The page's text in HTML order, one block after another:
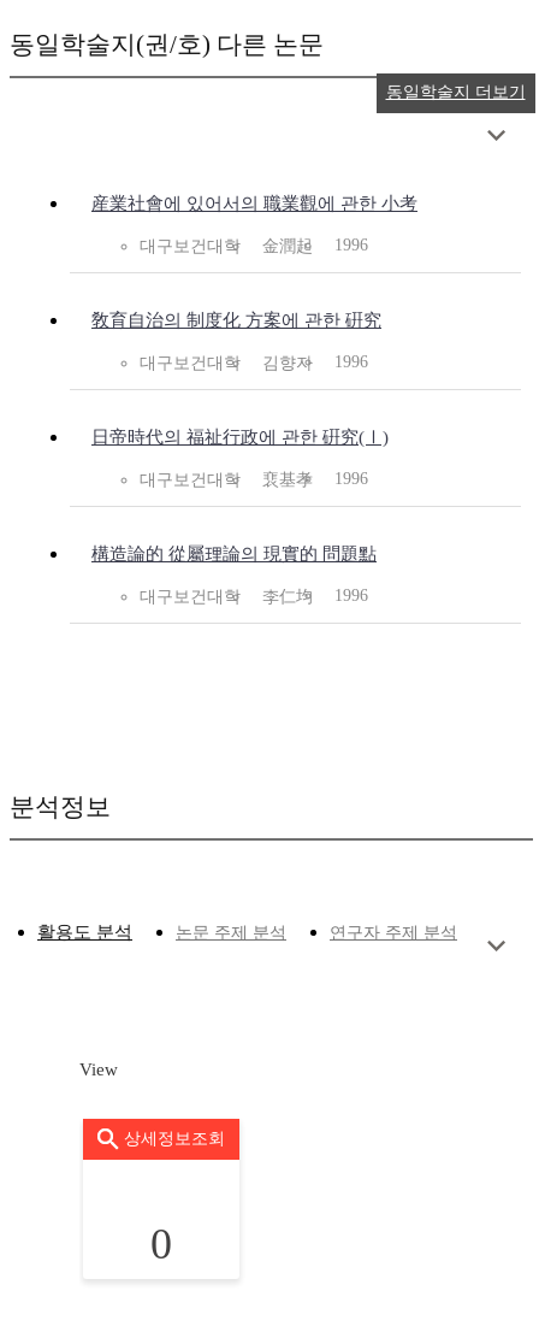
동일학술지(권/호) 다른 논문
産業社會에 있어서의 職業觀에 관한 小考
대구보건대학 金潤起 1996
敎育自治의 制度化 方案에 관한 硏究
대구보건대학 김향자 1996
日帝時代의 福祉行政에 관한 硏究(Ⅰ)
대구보건대학 裵基孝 1996
構造論的 從屬理論의 現實的 問題點
대구보건대학 李仁均 1996
동일학술지 더보기
분석정보
활용도 분석 논문 주제 분석 연구자 주제 분석
View
상세정보조회
0